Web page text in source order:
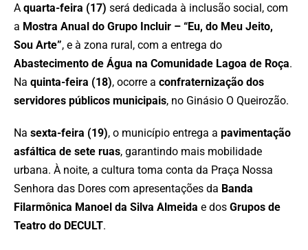
A quarta-feira (17) será dedicada à inclusão social, com
a Mostra Anual do Grupo Incluir – “Eu, do Meu Jeito,
Sou Arte”, e à zona rural, com a entrega do
Abastecimento de Água na Comunidade Lagoa de Roça.
Na quinta-feira (18), ocorre a confraternização dos
servidores públicos municipais, no Ginásio O Queirozão.
Na sexta-feira (19), o município entrega a pavimentação
asfáltica de sete ruas, garantindo mais mobilidade
urbana. À noite, a cultura toma conta da Praça Nossa
Senhora das Dores com apresentações da Banda
Filarmônica Manoel da Silva Almeida e dos Grupos de
Teatro do DECULT.